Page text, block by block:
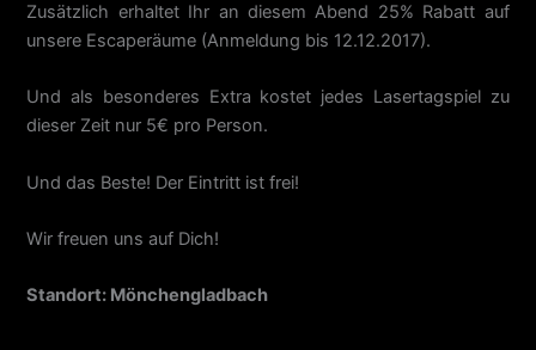
Zusätzlich erhaltet Ihr an diesem Abend 25% Rabatt auf
unsere Escaperäume (Anmeldung bis 12.12.2017).
Und als besonderes Extra kostet jedes Lasertagspiel zu
dieser Zeit nur 5€ pro Person.
Und das Beste! Der Eintritt ist frei!
Wir freuen uns auf Dich!
Standort: Mönchengladbach